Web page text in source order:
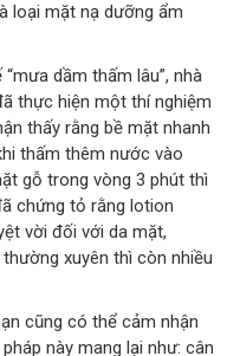
loại mặt nạ dưỡng ẩm
dầm thấm lâu”, nhà
thực hiện một thí nghiệm
thấy rằng bề mặt nhanh
thấm thêm nước vào
gỗ trong vòng 3 phút thì
chứng tỏ rằng lotion
vời đối với da mặt,
xuyên thì còn nhiều
cũng có thể cảm nhận
này mang lại như: cân